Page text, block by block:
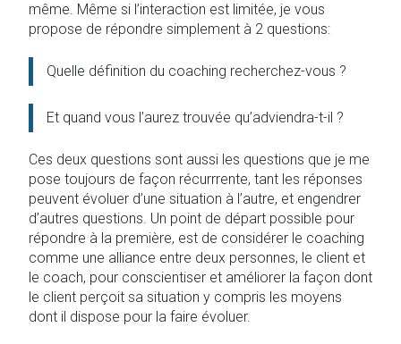
même. Même si l’interaction est limitée, je vous
propose de répondre simplement à 2 questions:
Quelle définition du coaching recherchez-vous ?
Et quand vous l’aurez trouvée qu’adviendra-t-il ?
Ces deux questions sont aussi les questions que je me
pose toujours de façon récurrrente, tant les réponses
peuvent évoluer d’une situation à l’autre, et engendrer
d’autres questions. Un point de départ possible pour
répondre à la première, est de considérer le coaching
comme une alliance entre deux personnes, le client et
le coach, pour conscientiser et améliorer la façon dont
le client perçoit sa situation y compris les moyens
dont il dispose pour la faire évoluer.